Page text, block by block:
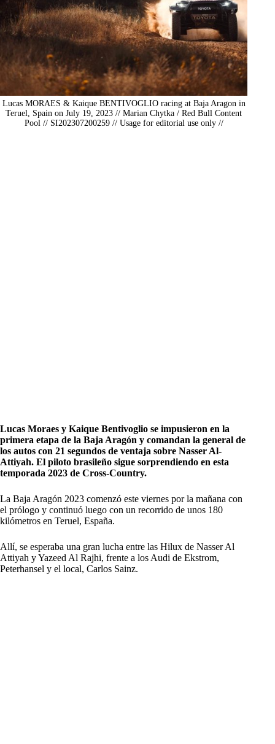
Lucas MORAES & Kaique BENTIVOGLIO racing at Baja Aragon in
Teruel, Spain on July 19, 2023 // Marian Chytka / Red Bull Content
Pool // SI202307200259 // Usage for editorial use only //
Lucas Moraes y Kaique Bentivoglio se impusieron en la
primera etapa de la Baja Aragón y comandan la general de
los autos con 21 segundos de ventaja sobre Nasser Al-
Attiyah. El piloto brasileño sigue sorprendiendo en esta
temporada 2023 de Cross-Country.
La Baja Aragón 2023 comenzó este viernes por la mañana con
el prólogo y continuó luego con un recorrido de unos 180
kilómetros en Teruel, España.
Allí, se esperaba una gran lucha entre las Hilux de Nasser Al
Attiyah y Yazeed Al Rajhi, frente a los Audi de Ekstrom,
Peterhansel y el local, Carlos Sainz.